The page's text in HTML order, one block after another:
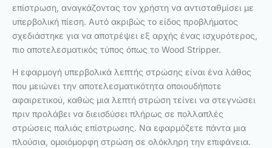
επίστρωση, αναγκάζοντας τον χρήστη να αντισταθμίσει με
υπερβολική πίεση. Αυτό ακριβώς το είδος προβλήματος
σχεδιάστηκε για να αποτρέψει εξ αρχής ένας ισχυρότερος,
πιο αποτελεσματικός τύπος όπως το Wood Stripper.
Η εφαρμογή υπερβολικά λεπτής στρώσης είναι ένα λάθος
που μειώνει την αποτελεσματικότητα οποιουδήποτε
αφαιρετικού, καθώς μια λεπτή στρώση τείνει να στεγνώσει
πριν προλάβει να διεισδύσει πλήρως σε πολλαπλές
στρώσεις παλιάς επίστρωσης. Να εφαρμόζετε πάντα μια
πλούσια, ομοιόμορφη στρώση σε ολόκληρη την επιφάνεια.